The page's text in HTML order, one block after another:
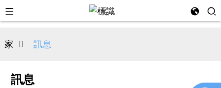
家 訊息
訊息